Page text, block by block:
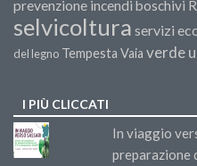
prevenzione incendi boschivi
selvicoltura servizi
del legno Tempesta Vaia verde
I PIÙ CLICCATI
In viaggio
preparazione